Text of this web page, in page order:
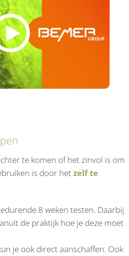
te komen of het zinvol is om
is door hetzelf te
8 weken testen. Daarbij
de praktijk hoe je deze moet
je ook direct aanschaffen. Ook